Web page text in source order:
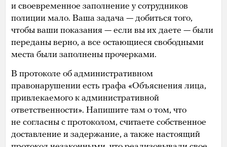
и своевременное заполнение у сотрудников
полиции мало. Ваша задача — добиться того,
чтобы ваши показания — если вы их даете — были
переданы верно, а все остающиеся свободными
места были заполнены прочерками.
В протоколе об административном
правонарушении есть графа «Объяснения лица,
привлекаемого к административной
ответственности». Напишите там о том, что
не согласны с протоколом, считаете собственное
доставление и задержание, а также настоящий